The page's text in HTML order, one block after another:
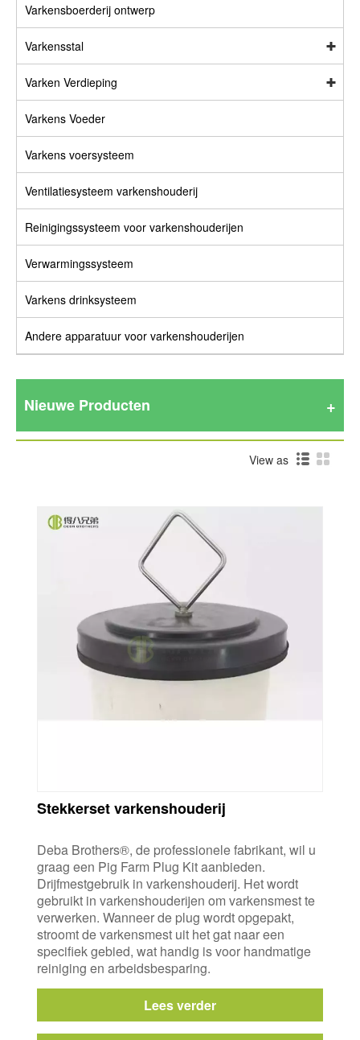
Varkensboerderij ontwerp
Varkensstal
Varken Verdieping
Varkens Voeder
Varkens voersysteem
Ventilatiesysteem varkenshouderij
Reinigingssysteem voor varkenshouderijen
Verwarmingssysteem
Varkens drinksysteem
Andere apparatuur voor varkenshouderijen
Nieuwe Producten
View as
Stekkerset varkenshouderij
Deba Brothers®, de professionele fabrikant, wil u
graag een Pig Farm Plug Kit aanbieden.
Drijfmestgebruik in varkenshouderij. Het wordt
gebruikt in varkenshouderijen om varkensmest te
verwerken. Wanneer de plug wordt opgepakt,
stroomt de varkensmest uit het gat naar een
specifiek gebied, wat handig is voor handmatige
reiniging en arbeidsbesparing.
Lees verder